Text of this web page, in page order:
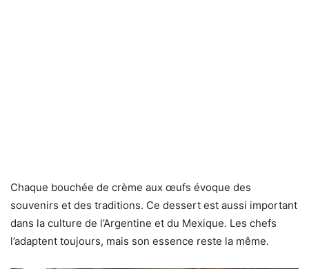
Chaque bouchée de crème aux œufs évoque des
souvenirs et des traditions. Ce dessert est aussi important
dans la culture de l’Argentine et du Mexique. Les chefs
l’adaptent toujours, mais son essence reste la même.